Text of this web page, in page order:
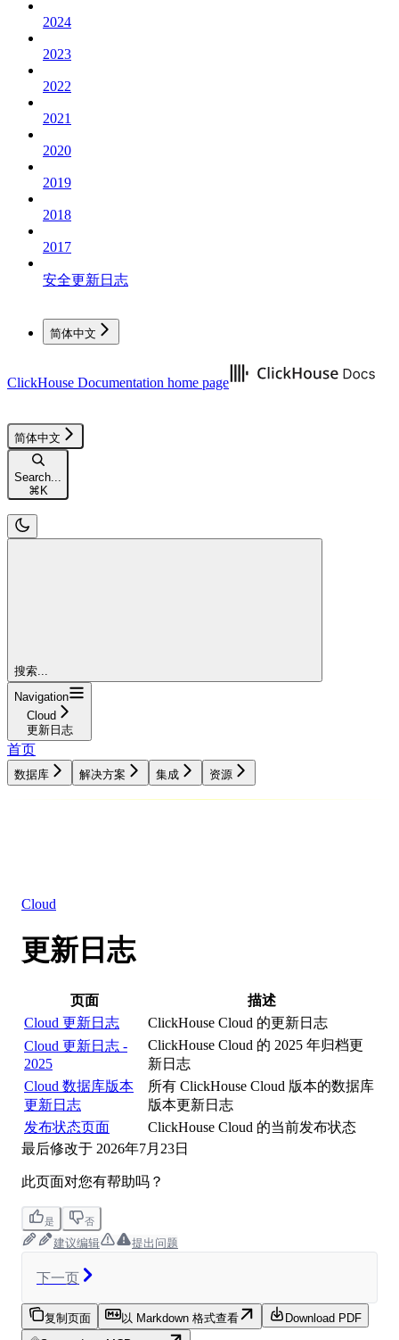
2024
2023
2022
2021
2020
2019
2018
2017
安全更新日志
简体中文
ClickHouse Documentation home page
简体中文
Search...
⌘K
搜索...
Navigation
Cloud
更新日志
首页
数据库 解决方案 集成 资源
Cloud
更新日志
页面
描述
Cloud 更新日志
ClickHouse Cloud 的更新日志
Cloud 更新日志 -
2025
ClickHouse Cloud 的 2025 年归档更
新日志
Cloud 数据库版本
更新日志
所有 ClickHouse Cloud 版本的数据库
版本更新日志
发布状态页面
ClickHouse Cloud 的当前发布状态
最后修改于 2026年7月23日
此页面对您有帮助吗？
是 否
建议编辑 提出问题
下一页
复制页面 以 Markdown 格式查看
Download PDF